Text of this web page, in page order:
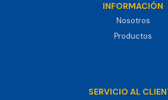
INFORMACIÓN
Nosotros
Productos
SERVICIO AL